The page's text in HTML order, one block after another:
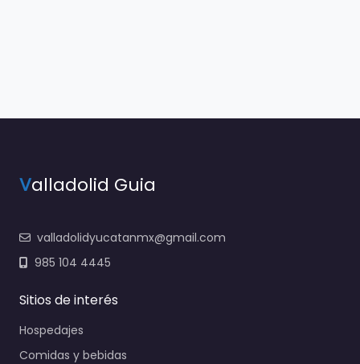
Valladolid Guia
valladolidyucatanmx@gmail.com
985 104 4445
Sitios de interés
Hospedajes
Comidas y bebidas